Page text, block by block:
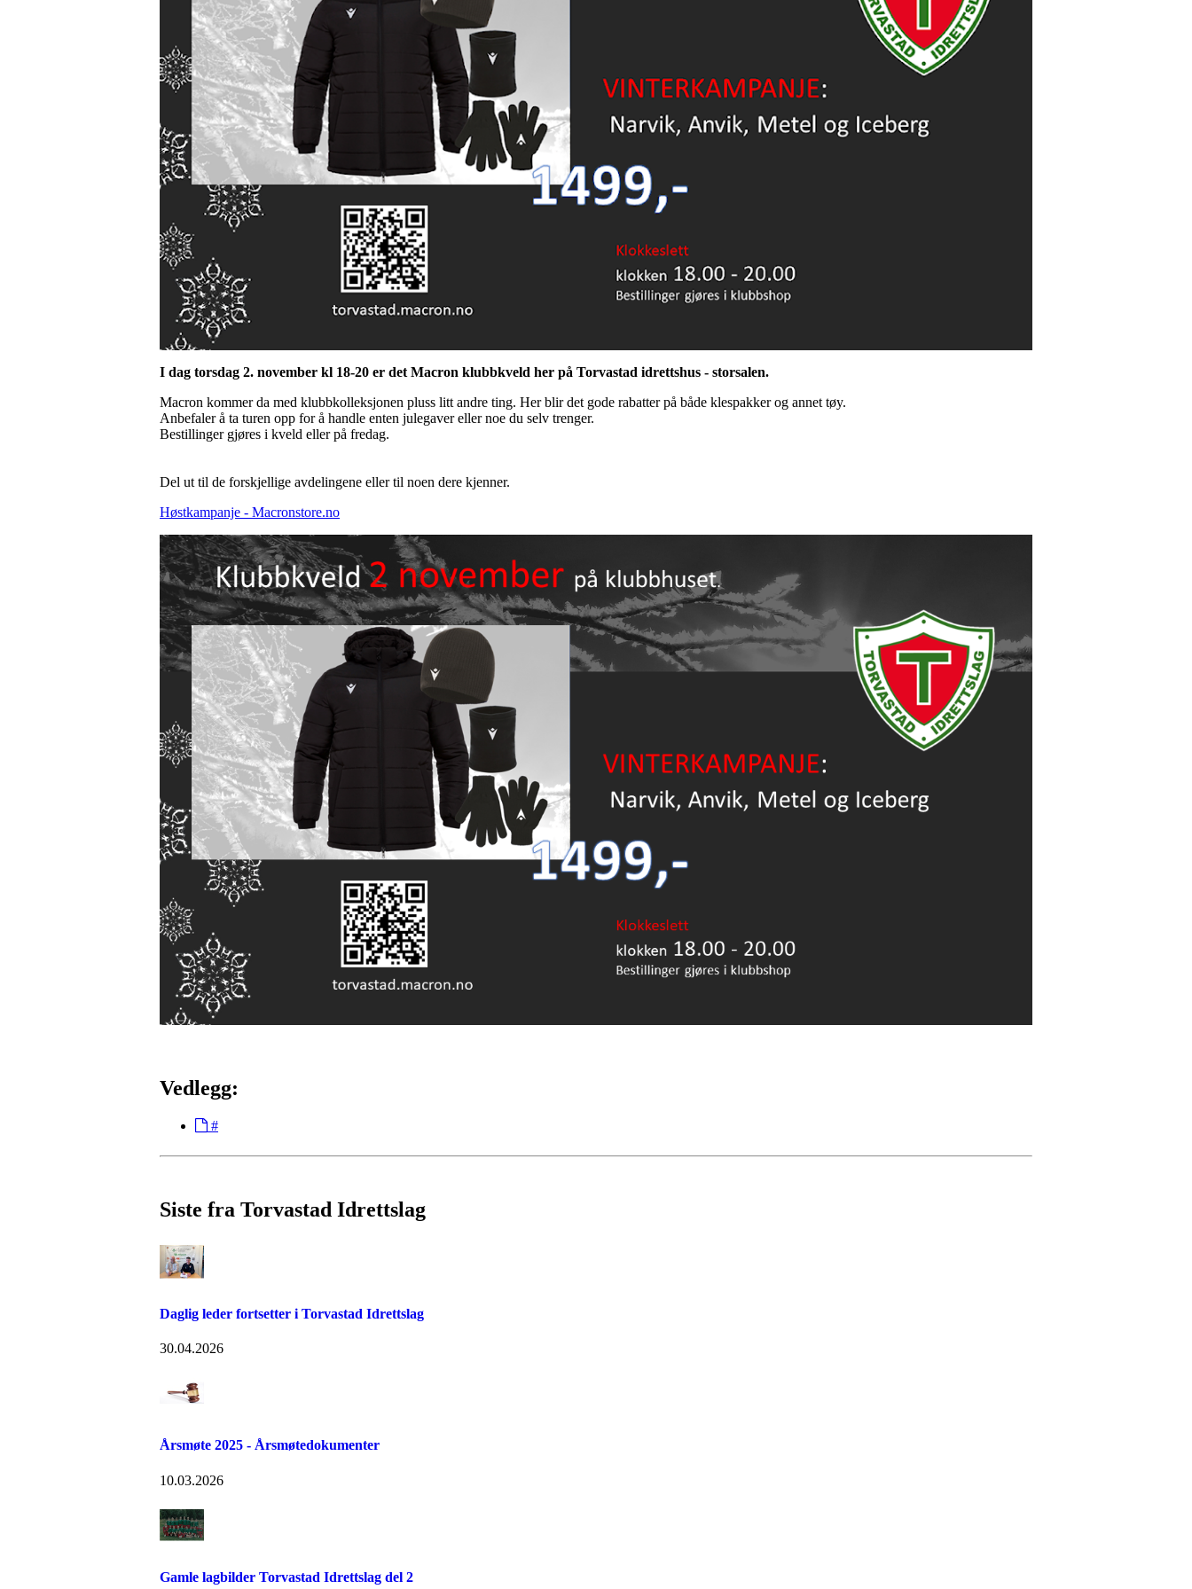
I dag torsdag 2. november kl 18-20 er det Macron klubbkveld her på Torvastad idrettshus - storsalen.
Macron kommer da med klubbkolleksjonen pluss litt andre ting. Her blir det gode rabatter på både klespakker og annet tøy.
Anbefaler å ta turen opp for å handle enten julegaver eller noe du selv trenger.
Bestillinger gjøres i kveld eller på fredag.
Del ut til de forskjellige avdelingene eller til noen dere kjenner.
Høstkampanje - Macronstore.no
Vedlegg:
#
Siste fra Torvastad Idrettslag
Daglig leder fortsetter i Torvastad Idrettslag
30.04.2026
Årsmøte 2025 - Årsmøtedokumenter
10.03.2026
Gamle lagbilder Torvastad Idrettslag del 2